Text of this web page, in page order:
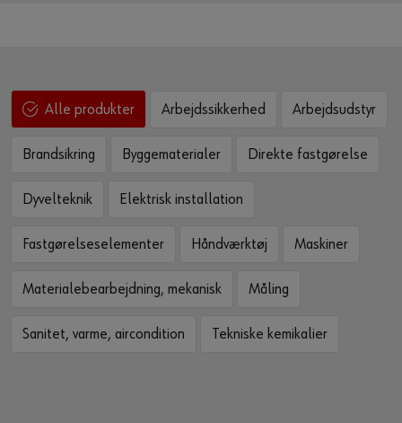
Alle produkter Arbejdssikkerhed Arbejdsudstyr
Brandsikring Byggematerialer Direkte fastgørelse
Dyvelteknik Elektrisk installation
Fastgørelseselementer Håndværktøj Maskiner
Materialebearbejdning, mekanisk Måling
Sanitet, varme, aircondition Tekniske kemikalier